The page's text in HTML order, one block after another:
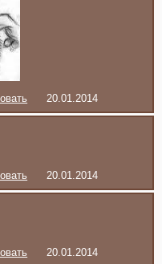
20.01.2014
20.01.2014
20.01.2014